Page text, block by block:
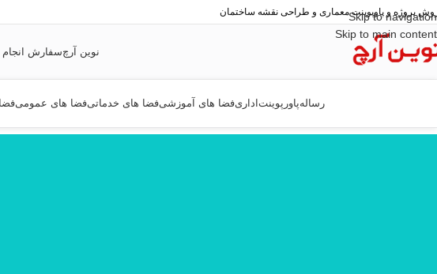
Skip to navigation
Skip to main content
پروژه و پاوپوینت معماری و طراحی نقشه ساختمان
نوین آرچسفارش انجام
رسالهپاورپوینت اداریفضا های آموزشیفضا های خدماتیفضا های عمومی